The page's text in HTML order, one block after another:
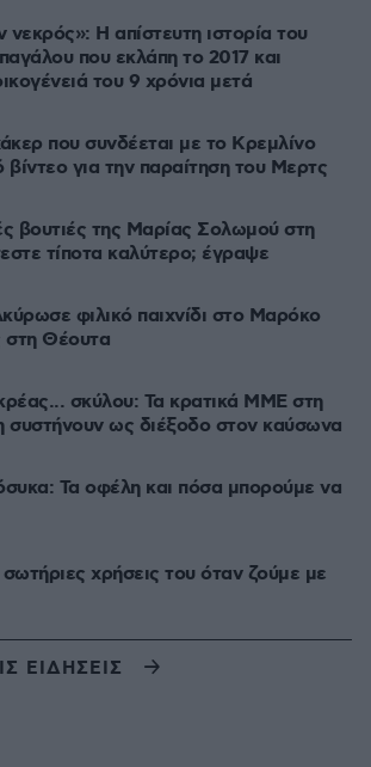
νεκρός»: Η απίστευτη ιστορία του
που εκλάπη το 2017 και
του 9 χρόνια μετά
που συνδέεται με το Κρεμλίνο
για την παραίτηση του Μερτς
βουτιές της Μαρίας Σολωμού στη
τίποτα καλύτερο; έγραψε
φιλικό παιχνίδι στο Μαρόκο
στη Θέουτα
σκύλου: Τα κρατικά ΜΜΕ στη
συστήνουν ως διέξοδο στον καύσωνα
Τα οφέλη και πόσα μπορούμε να
χρήσεις του όταν ζούμε με
ΕΙΔΗΣΕΙΣ